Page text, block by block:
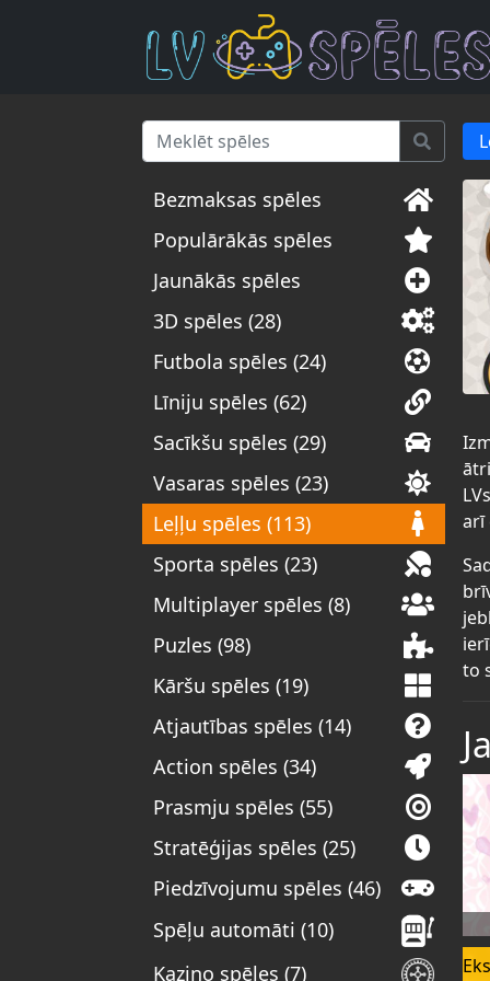
Bezmaksas spēles
Populārākās spēles
Jaunākās spēles
3D spēles (28)
Futbola spēles (24)
Līniju spēles (62)
Sacīkšu spēles (29)
Vasaras spēles (23)
Leļļu spēles (113)
Sporta spēles (23)
Multiplayer spēles (8)
Puzles (98)
Kāršu spēles (19)
Atjautības spēles (14)
Action spēles (34)
Prasmju spēles (55)
Stratēģijas spēles (25)
Piedzīvojumu spēles (46)
Spēļu automāti (10)
Kazino spēles (7)
arī
to